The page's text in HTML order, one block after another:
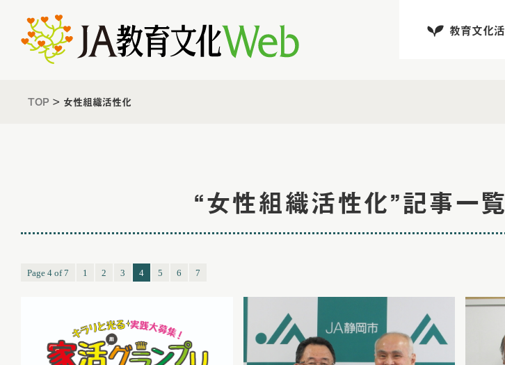
教育文化
TOP > 女性組織活性化
“女性組織活性化”記事一覧
Page 4 of 7 1 2 3 4 5 6 7